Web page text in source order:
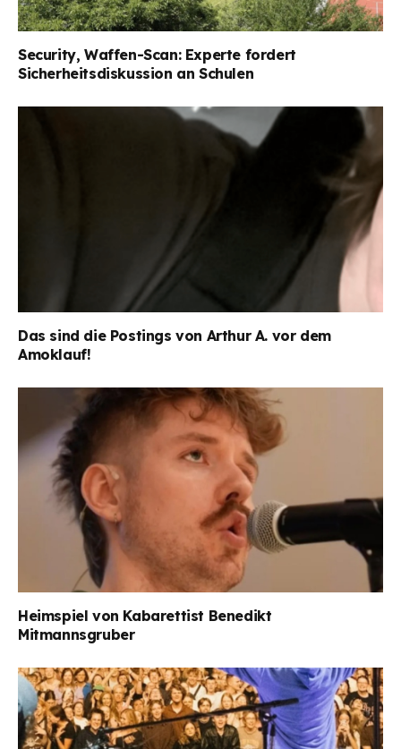
Security, Waffen-Scan: Experte fordert
Sicherheitsdiskussion an Schulen
Das sind die Postings von Arthur A. vor dem
Amoklauf!
Heimspiel von Kabarettist Benedikt
Mitmannsgruber